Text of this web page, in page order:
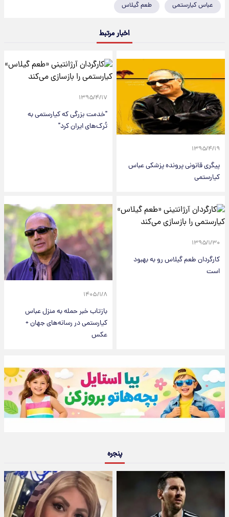
عباس کیارستمی طعم گیلاس
اخبار مرتبط
۱۳۹۵/۴/۱۹
پیگری قانونی پرونده پزشکی عباس
کیارستمی
۱۳۹۵/۴/۱۷
"خدمت بزرگی که کیارستمی به
تُرک‌های ایران کرد"
۱۳۹۵/۱/۳۰
کارگردان طعم گیلاس رو به بهبود
است
۱۴۰۵/۱/۸
بازتاب خبر حمله به منزل عباس
کیارستمی در رسانه‌های جهان +
عکس
پنجره